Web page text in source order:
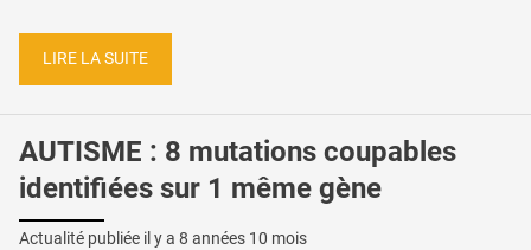
LIRE LA SUITE
AUTISME : 8 mutations coupables
identifiées sur 1 même gène
Actualité publiée il y a 8 années 10 mois